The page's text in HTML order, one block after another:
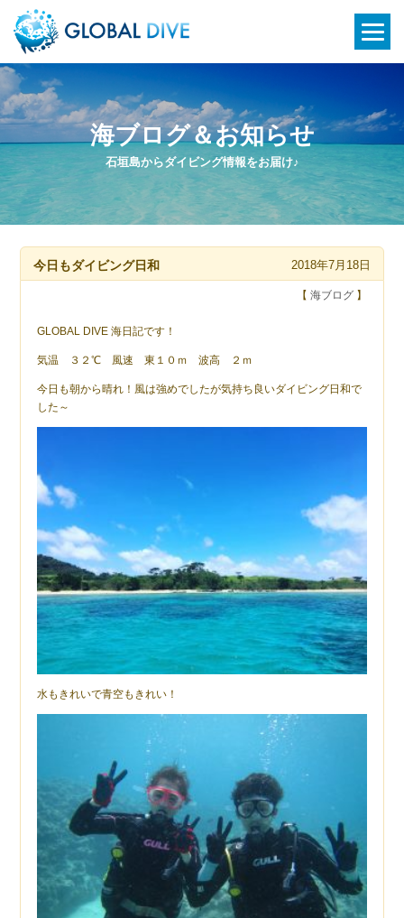
石垣島からダイビング情報をお届け♪
海ブログ＆お知らせ
今日もダイビング日和 2018年7月18日
【 海ブログ】
GLOBAL DIVE 海日記です！
気温 ３２℃ 風速 東１０ｍ 波高 ２ｍ
今日も朝から晴れ！風は強めでしたが気持ち良いダイビング日和で
した～
水もきれいで青空もきれい！